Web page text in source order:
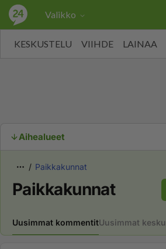
Valikko
KESKUSTELU VIIHDE LAINAA
Aihealueet
Paikkakunnat
Paikkakunnat
Uusimmat kommentitUusimmat